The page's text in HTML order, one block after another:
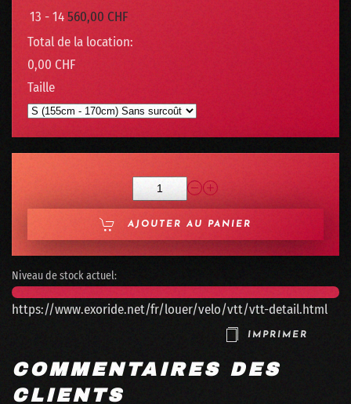
13 - 14560,00 CHF
Total de la location:
0,00 CHF
Taille
AJOUTER AU PANIER
Niveau de stock actuel:
https://www.exoride.net/fr/louer/velo/vtt/vtt-detail.html
IMPRIMER
COMMENTAIRES DES
CLIENTS